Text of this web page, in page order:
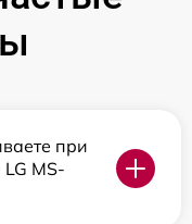
при
MS-